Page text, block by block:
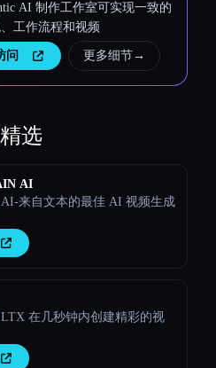
AI 制作工作室可实现一致的
工作流程和视频
问 更多细节→
选
AI
AI-来自文本的最佳 AI 视频生成
在几秒钟内创建精彩的视